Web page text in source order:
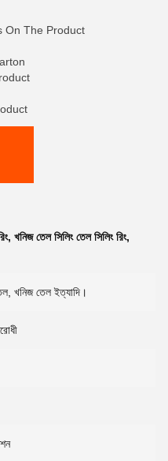
On The Product
, খনিজ তেল সিলিং তেল সিলিং রিং,
খনিজ তেল ইত্যাদি।